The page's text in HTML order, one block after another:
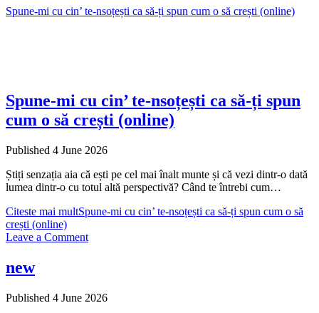
Spune-mi cu cin’ te-nsoțești ca să-ți spun cum o să crești (online)
Spune-mi cu cin’ te-nsoțești ca să-ți spun
cum o să crești (online)
Published 4 June 2026
Știți senzația aia că ești pe cel mai înalt munte și că vezi dintr-o dată
lumea dintr-o cu totul altă perspectivă? Când te întrebi cum…
Citeste mai multSpune-mi cu cin’ te-nsoțești ca să-ți spun cum o să
crești (online)
Leave a Comment
new
Published 4 June 2026